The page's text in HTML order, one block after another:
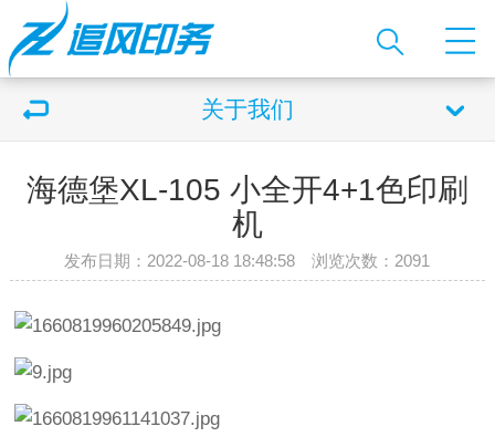
关于我们
海德堡XL-105 小全开4+1色印刷
机
发布日期：2022-08-18 18:48:58 浏览次数： 2091